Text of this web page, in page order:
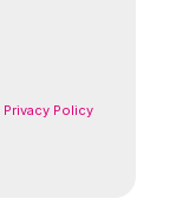
Privacy Policy